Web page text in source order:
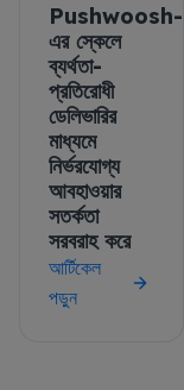
Pushwoosh-
এর স্কেলে
ব্যর্থতা-
প্রতিরোধী
ডেলিভারির
মাধ্যমে
নির্ভরযোগ্য
আবহাওয়ার
সতর্কতা
সরবরাহ করে
আর্টিকেল
পড়ুন